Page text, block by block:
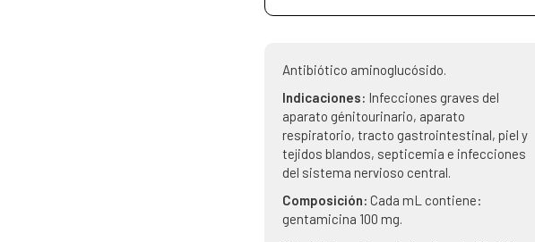
Antibiótico aminoglucósido.
Indicaciones: Infecciones graves del
aparato génitourinario, aparato
respiratorio, tracto gastrointestinal, piel y
tejidos blandos, septicemia e infecciones
del sistema nervioso central.
Composición:Cada mL contiene:
gentamicina 100 mg.